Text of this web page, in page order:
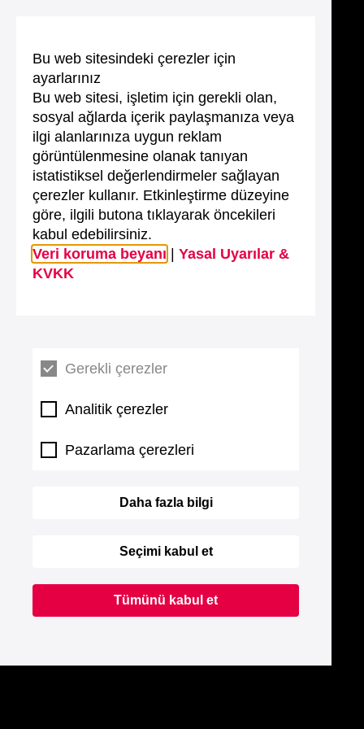
Bu web sitesindeki çerezler için
ayarlarınız
Bu web sitesi, işletim için gerekli olan,
sosyal ağlarda içerik paylaşmanıza veya
ilgi alanlarınıza uygun reklam
görüntülenmesine olanak tanıyan
istatistiksel değerlendirmeler sağlayan
çerezler kullanır. Etkinleştirme düzeyine
göre, ilgili butona tıklayarak öncekileri
kabul edebilirsiniz.
Veri koruma beyanı
Yasal Uyarılar &
KVKK
Gerekli çerezler
Analitik çerezler
Pazarlama çerezleri
Daha fazla bilgi
Seçimi kabul et
Tümünü kabul et